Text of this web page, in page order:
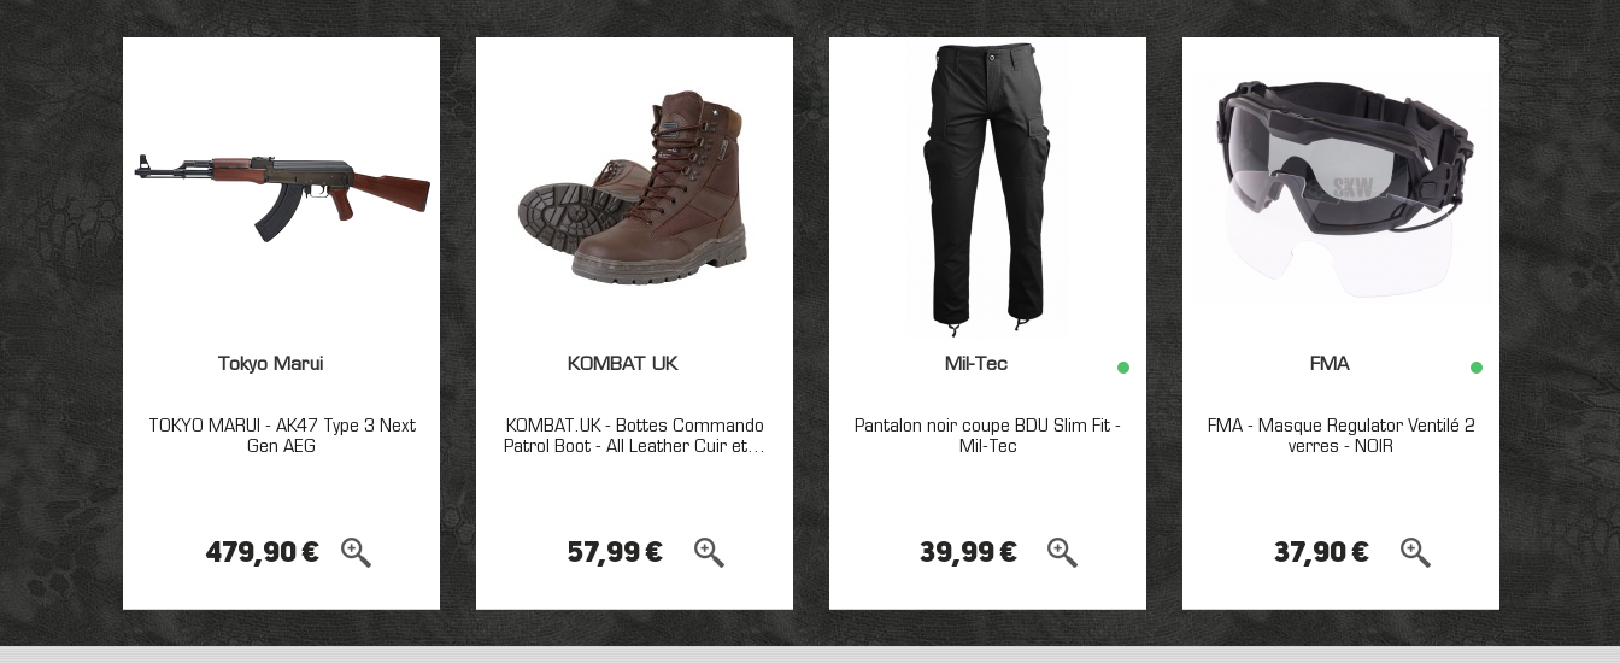
Tokyo Marui
TOKYO MARUI - AK47 Type 3 Next
Gen AEG
479,90 €
KOMBAT UK
KOMBAT.UK - Bottes Commando
Patrol Boot - All Leather Cuir et...
57,99 €
Mil-Tec
Pantalon noir coupe BDU Slim Fit -
Mil-Tec
39,99 €
FMA
FMA - Masque Regulator Ventilé 2
verres - NOIR
37,90 €